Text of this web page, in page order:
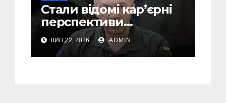
Стали відомі кар’єрні
перспективи
Сирського після
звільнення з посади
Головкому ВСУ
ЛИП 22, 2026 ADMIN